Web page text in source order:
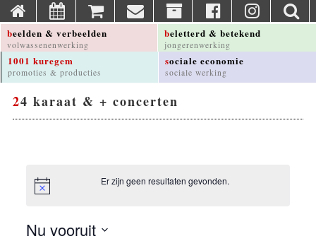
beelden & verbeelden
volwassenenwerking
beletterd & betekend
jongerenwerking
1001 kuregem
promoties & producties
sociale economie
sociale werking
24 karaat & + concerten
Er zijn geen resultaten gevonden.
Nu vooruit